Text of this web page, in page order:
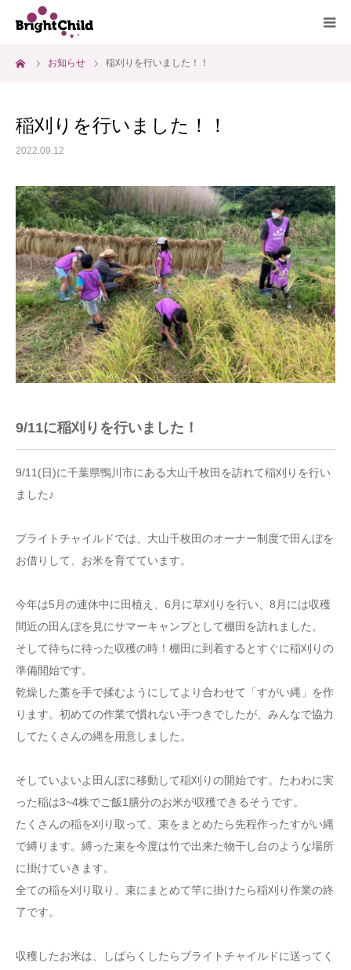
お知らせ 稲刈りを行いました！！
稲刈りを行いました！！
2022.09.12
9/11に稲刈りを行いました！
9/11(日)に千葉県鴨川市にある大山千枚田を訪れて稲刈りを行い
ました♪
ブライトチャイルドでは、大山千枚田のオーナー制度で田んぼを
お借りして、お米を育てています。
今年は5月の連休中に田植え、6月に草刈りを行い、8月には収穫
間近の田んぼを見にサマーキャンプとして棚田を訪れました。
そして待ちに待った収穫の時！棚田に到着するとすぐに稲刈りの
準備開始です。
乾燥した藁を手で揉むようにしてより合わせて「すがい縄」を作
ります。初めての作業で慣れない手つきでしたが、みんなで協力
してたくさんの縄を用意しました。
そしていよいよ田んぼに移動して稲刈りの開始です。たわわに実
った稲は3~4株でご飯1膳分のお米が収穫できるそうです。
たくさんの稲を刈り取って、束をまとめたら先程作ったすがい縄
で縛ります。縛った束を今度は竹で出来た物干し台のような場所
に掛けていきます。
全ての稲を刈り取り、束にまとめて竿に掛けたら稲刈り作業の終
了です。
収穫したお米は、しばらくしたらブライトチャイルドに送ってく
ホーム
プログラム
一日の過ごし方
ご利用料金
よくあるご質問
アクセス